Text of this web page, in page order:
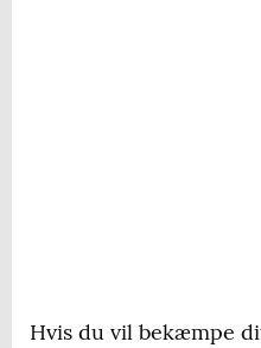
Hvis du vil bekæmpe